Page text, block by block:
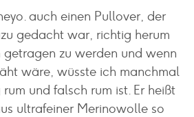
auch einen Pullover, der
gedacht war, richtig herum
getragen zu werden und wenn
wäre, wüsste ich manchmal
und falsch rum ist. Er heißt
ultrafeiner Merinowolle so